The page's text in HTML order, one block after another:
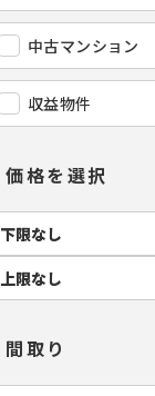
中古マンション
収益物件
価格を選択
間取り